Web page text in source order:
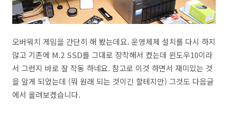
오버워치 게임을 간단히 해 봤는데요. 운영체제 설치를 다시 하지
않고 기존에 M.2 SSD를 그대로 장착해서 켰는데 윈도우10이라
서 그런지 바로 잘 작동 하네요. 참고로 이것 하면서 재미있는 것
을 알게 되었는데 (뭐 원래 되는 것이긴 할테지만) 그것도 다음글
에서 올려보겠습니다.